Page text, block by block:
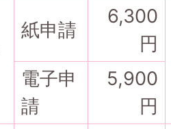
紙申請
6,300
円
電子申
請
5,900
円